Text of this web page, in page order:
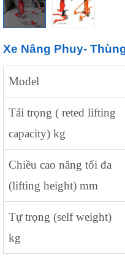
Xe Nâng Phuy-
Model
Tải trọng ( reted lifting
capacity) kg
Chiều cao nâng tối đa
(lifting height) mm
Tự trọng (self weight)
kg